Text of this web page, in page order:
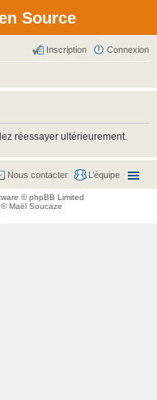
Source
Connexion
Inscription
réessayer ultérieurement.
L’équipe
Nous contacter
© phpBB Limited
©Maël Soucaze